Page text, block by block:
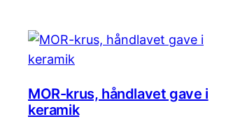
MOR-krus, håndlavet gave i
keramik